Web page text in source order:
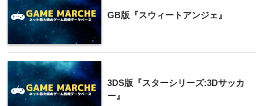
GB版『スウィートアンジェ』
3DS版『スターシリーズ:3Dサッカ
ー』